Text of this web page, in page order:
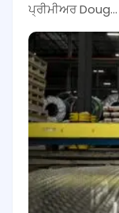
ਪ੍ਰੀਮੀਅਰ Doug…